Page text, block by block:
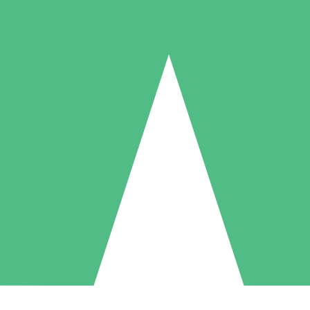
Individuelle Credit-Pakete
nach Bedarf mit Download-Credits. Keine monatliche Verpflichtung